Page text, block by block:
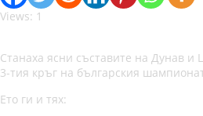
Views: 1
Станаха ясни съставите на Дунав и
3-тия кръг на българския
Ето ги и тях: